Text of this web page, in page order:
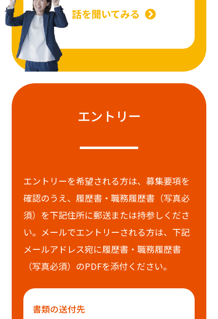
話を聞いてみる
エントリー
エントリーを希望される方は、募集要項を
確認のうえ、履歴書・職務履歴書（写真必
須）を下記住所に郵送または持参しくださ
い。メールでエントリーされる方は、下記
メールアドレス宛に履歴書・職務履歴書
（写真必須）のPDFを添付ください。
書類の送付先